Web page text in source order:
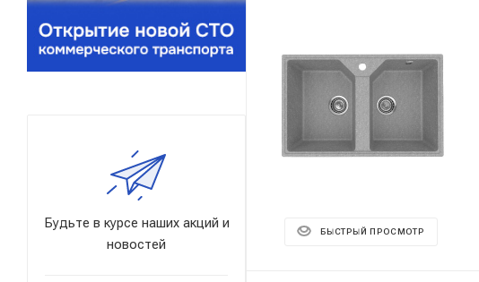
БЫСТРЫЙ ПРОСМОТР
Будьте в курсе наших акций и
новостей